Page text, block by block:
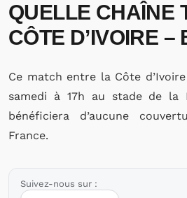
QUELLE CHAÎNE
CÔTE D’IVOIRE –
Ce match entre la Côte
samedi à 17h au stade de la
bénéficiera d’aucune
France.
Suivez-nous sur :